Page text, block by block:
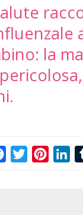
la
FacebookTwitter